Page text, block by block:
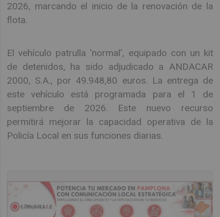
2026, marcando el inicio de la renovación de la
flota.
El vehículo patrulla 'normal', equipado con un kit
de detenidos, ha sido adjudicado a ANDACAR
2000, S.A., por 49.948,80 euros. La entrega de
este vehículo está programada para el 1 de
septiembre de 2026. Este nuevo recurso
permitirá mejorar la capacidad operativa de la
Policía Local en sus funciones diarias.